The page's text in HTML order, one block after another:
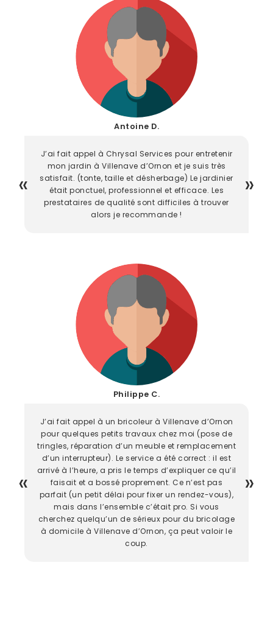
Antoine D.
J’ai fait appel à Chrysal Services pour entretenir
mon jardin à Villenave d’Ornon et je suis très
satisfait. (tonte, taille et désherbage) Le jardinier
était ponctuel, professionnel et efficace. Les
prestataires de qualité sont difficiles à trouver
alors je recommande !
Philippe C.
J’ai fait appel à un bricoleur à Villenave d’Ornon
pour quelques petits travaux chez moi (pose de
tringles, réparation d’un meuble et remplacement
d’un interrupteur). Le service a été correct : il est
arrivé à l’heure, a pris le temps d’expliquer ce qu’il
faisait et a bossé proprement. Ce n’est pas
parfait (un petit délai pour fixer un rendez-vous),
mais dans l’ensemble c’était pro. Si vous
cherchez quelqu’un de sérieux pour du bricolage
à domicile à Villenave d’Ornon, ça peut valoir le
coup.